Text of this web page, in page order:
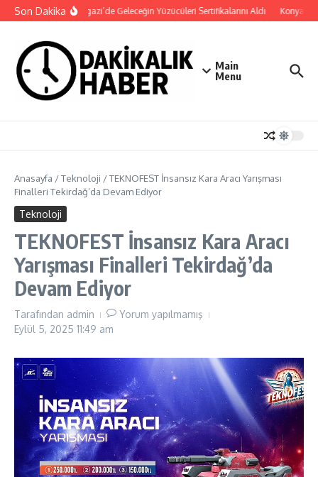
İçeriğe atla
Son DakikaOsmangazi’de Geleceğin Yüzücüleri Sertifikalarını Aldı Konya
Main
Menu
Anasayfa /Teknoloji /TEKNOFEST İnsansız Kara Aracı Yarışması
Finalleri Tekirdağ’da Devam Ediyor
Teknoloji
TEKNOFEST İnsansız Kara Aracı
Yarışması Finalleri Tekirdağ’da
Devam Ediyor
Tarafından admin
Yorum yapılmamış
Eylül 5, 2025 11:49 am